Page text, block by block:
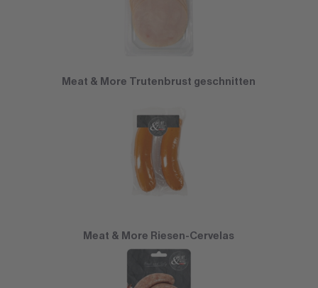
Meat & More Trutenbrust geschnitten
Meat & More Riesen-Cervelas